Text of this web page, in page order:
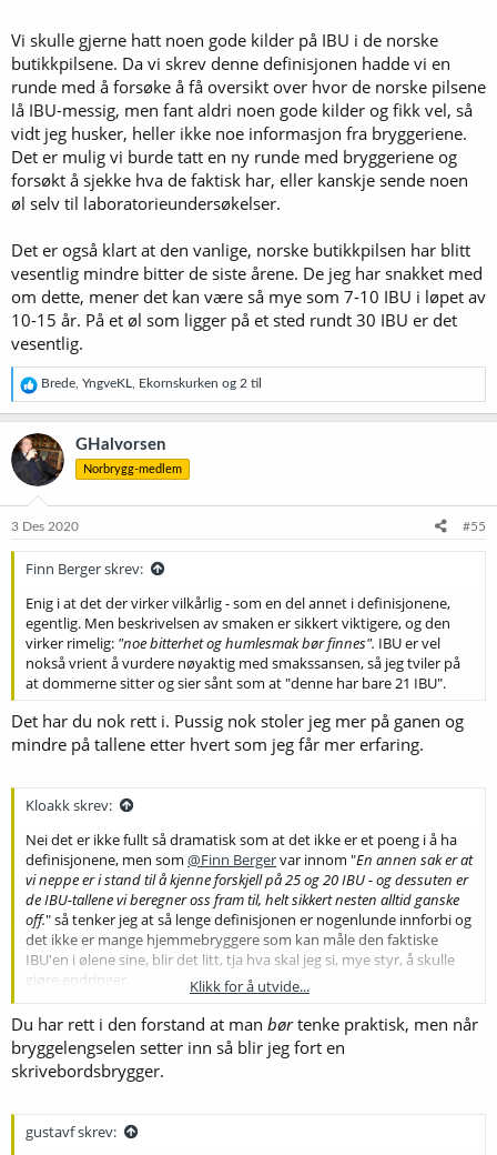
Vi skulle gjerne hatt noen gode kilder på IBU i de norske
butikkpilsene. Da vi skrev denne definisjonen hadde vi en
runde med å forsøke å få oversikt over hvor de norske pilsene
lå IBU-messig, men fant aldri noen gode kilder og fikk vel, så
vidt jeg husker, heller ikke noe informasjon fra bryggeriene.
Det er mulig vi burde tatt en ny runde med bryggeriene og
forsøkt å sjekke hva de faktisk har, eller kanskje sende noen
øl selv til laboratorieundersøkelser.
Det er også klart at den vanlige, norske butikkpilsen har blitt
vesentlig mindre bitter de siste årene. De jeg har snakket med
om dette, mener det kan være så mye som 7-10 IBU i løpet av
10-15 år. På et øl som ligger på et sted rundt 30 IBU er det
vesentlig.
R
e
a
k
s
o
e
Brede YngveKL Ekornskurken og 2 til
GHalvorsen
Norbrygg-medlem
3 Des 2020 #55
Finn Berger skrev:
Enig i at det der virker vilkårlig - som en del annet i definisjonene,
egentlig. Men beskrivelsen av smaken er sikkert viktigere, og den
virker rimelig: "noe bitterhet og humlesmak bør finnes". IBU er vel
nokså vrient å vurdere nøyaktig med smakssansen, så jeg tviler på
at dommerne sitter og sier sånt som at "denne har bare 21 IBU".
Det har du nok rett i. Pussig nok stoler jeg mer på ganen og
mindre på tallene etter hvert som jeg får mer erfaring.
Kloakk skrev:
Nei det er ikke fullt så dramatisk som at det ikke er et poeng i å ha
definisjonene, men som @Finn Bergervar innom "En annen sak er at
vi neppe er i stand til å kjenne forskjell på 25 og 20 IBU - og dessuten er
de IBU-tallene vi beregner oss fram til, helt sikkert nesten alltid ganske
off." så tenker jeg at så lenge definisjonen er nogenlunde innforbi og
det ikke er mange hjemmebryggere som kan måle den faktiske
IBU'en i ølene sine, blir det litt, tja hva skal jeg si, mye styr, å skulle
gjøre endringer.
Jeg tok det, desverre, for gitt at denne tråden handlet om noe
praktisk, og ikke teoretisk så jeg beklager for det og om det kun
handler om definisjonen er feil, så kan jeg forstå hvorfor du stiller
spørsmålet
Klikk for å utvide...
Du har rett i den forstand at man børtenke praktisk, men når
bryggelengselen setter inn så blir jeg fort en
skrivebordsbrygger.
gustavf skrev: